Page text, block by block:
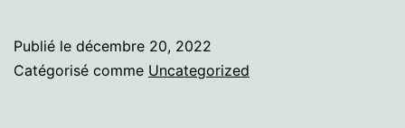
Publié le décembre 20, 2022
Catégorisé comme Uncategorized